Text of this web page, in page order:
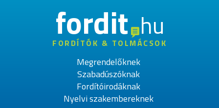
fordithu
FORDÍTÓK & TOLMÁCSOK
Megrendelőknek
Szabadúszóknak
Fordítóirodáknak
Nyelvi szakembereknek